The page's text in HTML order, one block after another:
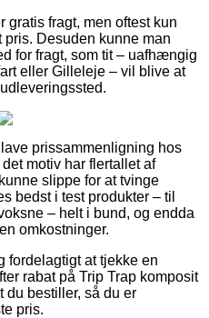
gratis fragt, men oftest kun
pris. Desuden kunne man
for fragt, som tit – uafhængig
eller Gilleleje – vil blive at
prissammenligning hos
motiv har flertallet af
slippe for at tvinge
bedst i test produkter – til
– helt i bund, og endda
omkostninger.
fordelagtigt at tjekke en
rabat på Trip Trap komposit
bestiller, så du er
pris.